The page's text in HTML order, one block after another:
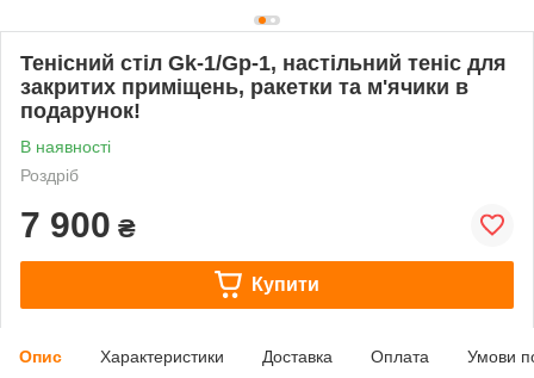
Тенісний стіл Gk-1/Gp-1, настільний теніс для
закритих приміщень, ракетки та м'ячики в
подарунок!
В наявності
Роздріб
7 900 ₴
Купити
Опис Характеристики Доставка Оплата Умови